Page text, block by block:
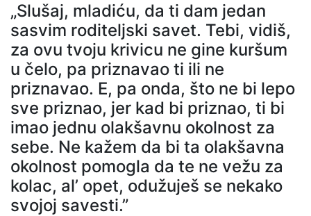
„Slušaj, mladiću, da ti dam jedan
sasvim roditeljski savet. Tebi, vidiš,
za ovu tvoju krivicu ne gine kuršum
u čelo, pa priznavao ti ili ne
priznavao. E, pa onda, što ne bi lepo
sve priznao, jer kad bi priznao, ti bi
imao jednu olakšavnu okolnost za
sebe. Ne kažem da bi ta olakšavna
okolnost pomogla da te ne vežu za
kolac, al’ opet, odužuješ se nekako
svojoj savesti.”